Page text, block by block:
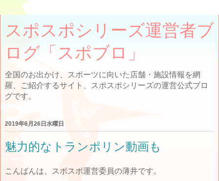
スポスポシリーズ運営者ブ
ログ「スポブロ」
全国のお出かけ、スポーツに向いた店舗・施設情報を網
羅、ご紹介するサイト、スポスポシリーズの運営公式ブロ
グです。
2019年6月26日水曜日
魅力的なトランポリン動画も
こんばんは、スポスポ運営委員の薄井です。